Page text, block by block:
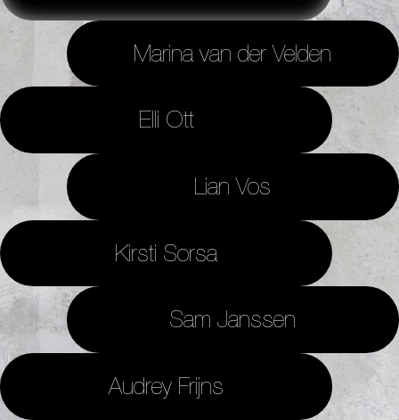
Marina van der Velden
Elli Ott
Lian Vos
Kirsti Sorsa
Sam Janssen
Audrey Frijns